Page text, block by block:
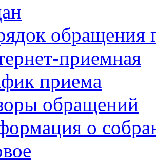
обращения
приемная
приема
обращений
о